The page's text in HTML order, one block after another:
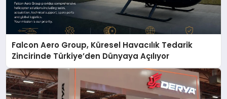
Falcon Aero Group, Küresel Havacılık Tedarik
Zincirinde Türkiye’den Dünyaya Açılıyor